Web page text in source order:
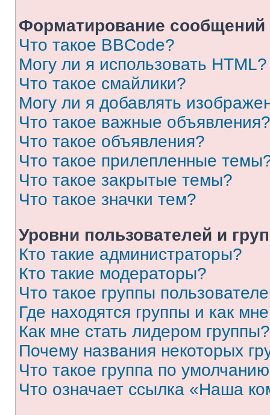
Форматирование
Что такое BBCode?
Могу ли я использовать HTML?
Что такое смайлики?
Могу ли я добавлять
Что такое важные объявления?
Что такое объявления?
Что такое прилепленные
Что такое закрытые темы?
Что такое значки тем?
Уровни пользователей и
Кто такие администраторы?
Кто такие модераторы?
Что такое группы
Где находятся группы и как
Как мне стать лидером группы?
Почему названия некоторых
Что такое группа по
Что означает ссылка «Наша